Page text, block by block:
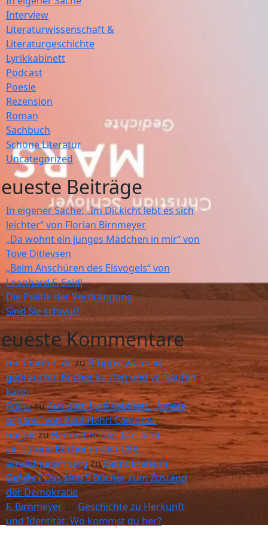
Interview
Literaturwissenschaft &
Literaturgeschichte
Lyrikkabinett
Podcast
Poesie
Rezension
Roman
Sachbuch
Schöne Literatur
Uncategorized
Beiträge
In eigener Sache: „Im Dickicht lebt es sich
leichter“ von Florian Birnmeyer
„Da wohnt ein junges Mädchen in mir“ von
Tove Ditlevsen
„Beim Anschüren des Eisvogels“ von
Leonhard F. Seidl
Die Politik der Verdrängung
Sind Sie schwul?
Kommentare
medifanten.dezu8 Tipps, wo man
gebrauchte Bücher kaufen und verkaufen
kann
FrankzuAus dem Lyrikkabinett: „innere
organe“ von Paul-Henri Campbell
holgerzuBanned Books: Das sind
verbotene Bücher in den USA
arnoldnurembergzuDemokratie in
Gefahr? Das sind 9 Bücher zum Zustand
der Demokratie
F. Birnmeyerzu Geschichte zu Herkunft
und Identität: Wo kommst du her?